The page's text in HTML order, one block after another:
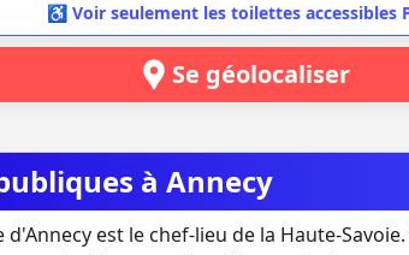
♿ Voir seulement les toilettes accessibles
Se géolocaliser
à Annecy
d'Annecy est le chef-lieu de la Haute-